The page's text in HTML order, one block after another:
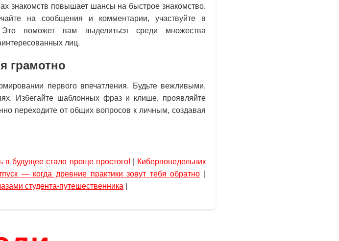
знакомств повышает шансы на быстрое знакомство.
на сообщения и комментарии, участвуйте в
Это поможет вам выделиться среди множества
лиц.
грамотно
первого впечатления. Будьте вежливыми,
Избегайте шаблонных фраз и клише, проявляйте
переходите от общих вопросов к личным, создавая
в будущее стало проще простого!
Киберпонедельник
— когда древние практики зовут тебя обратно
студента-путешественника